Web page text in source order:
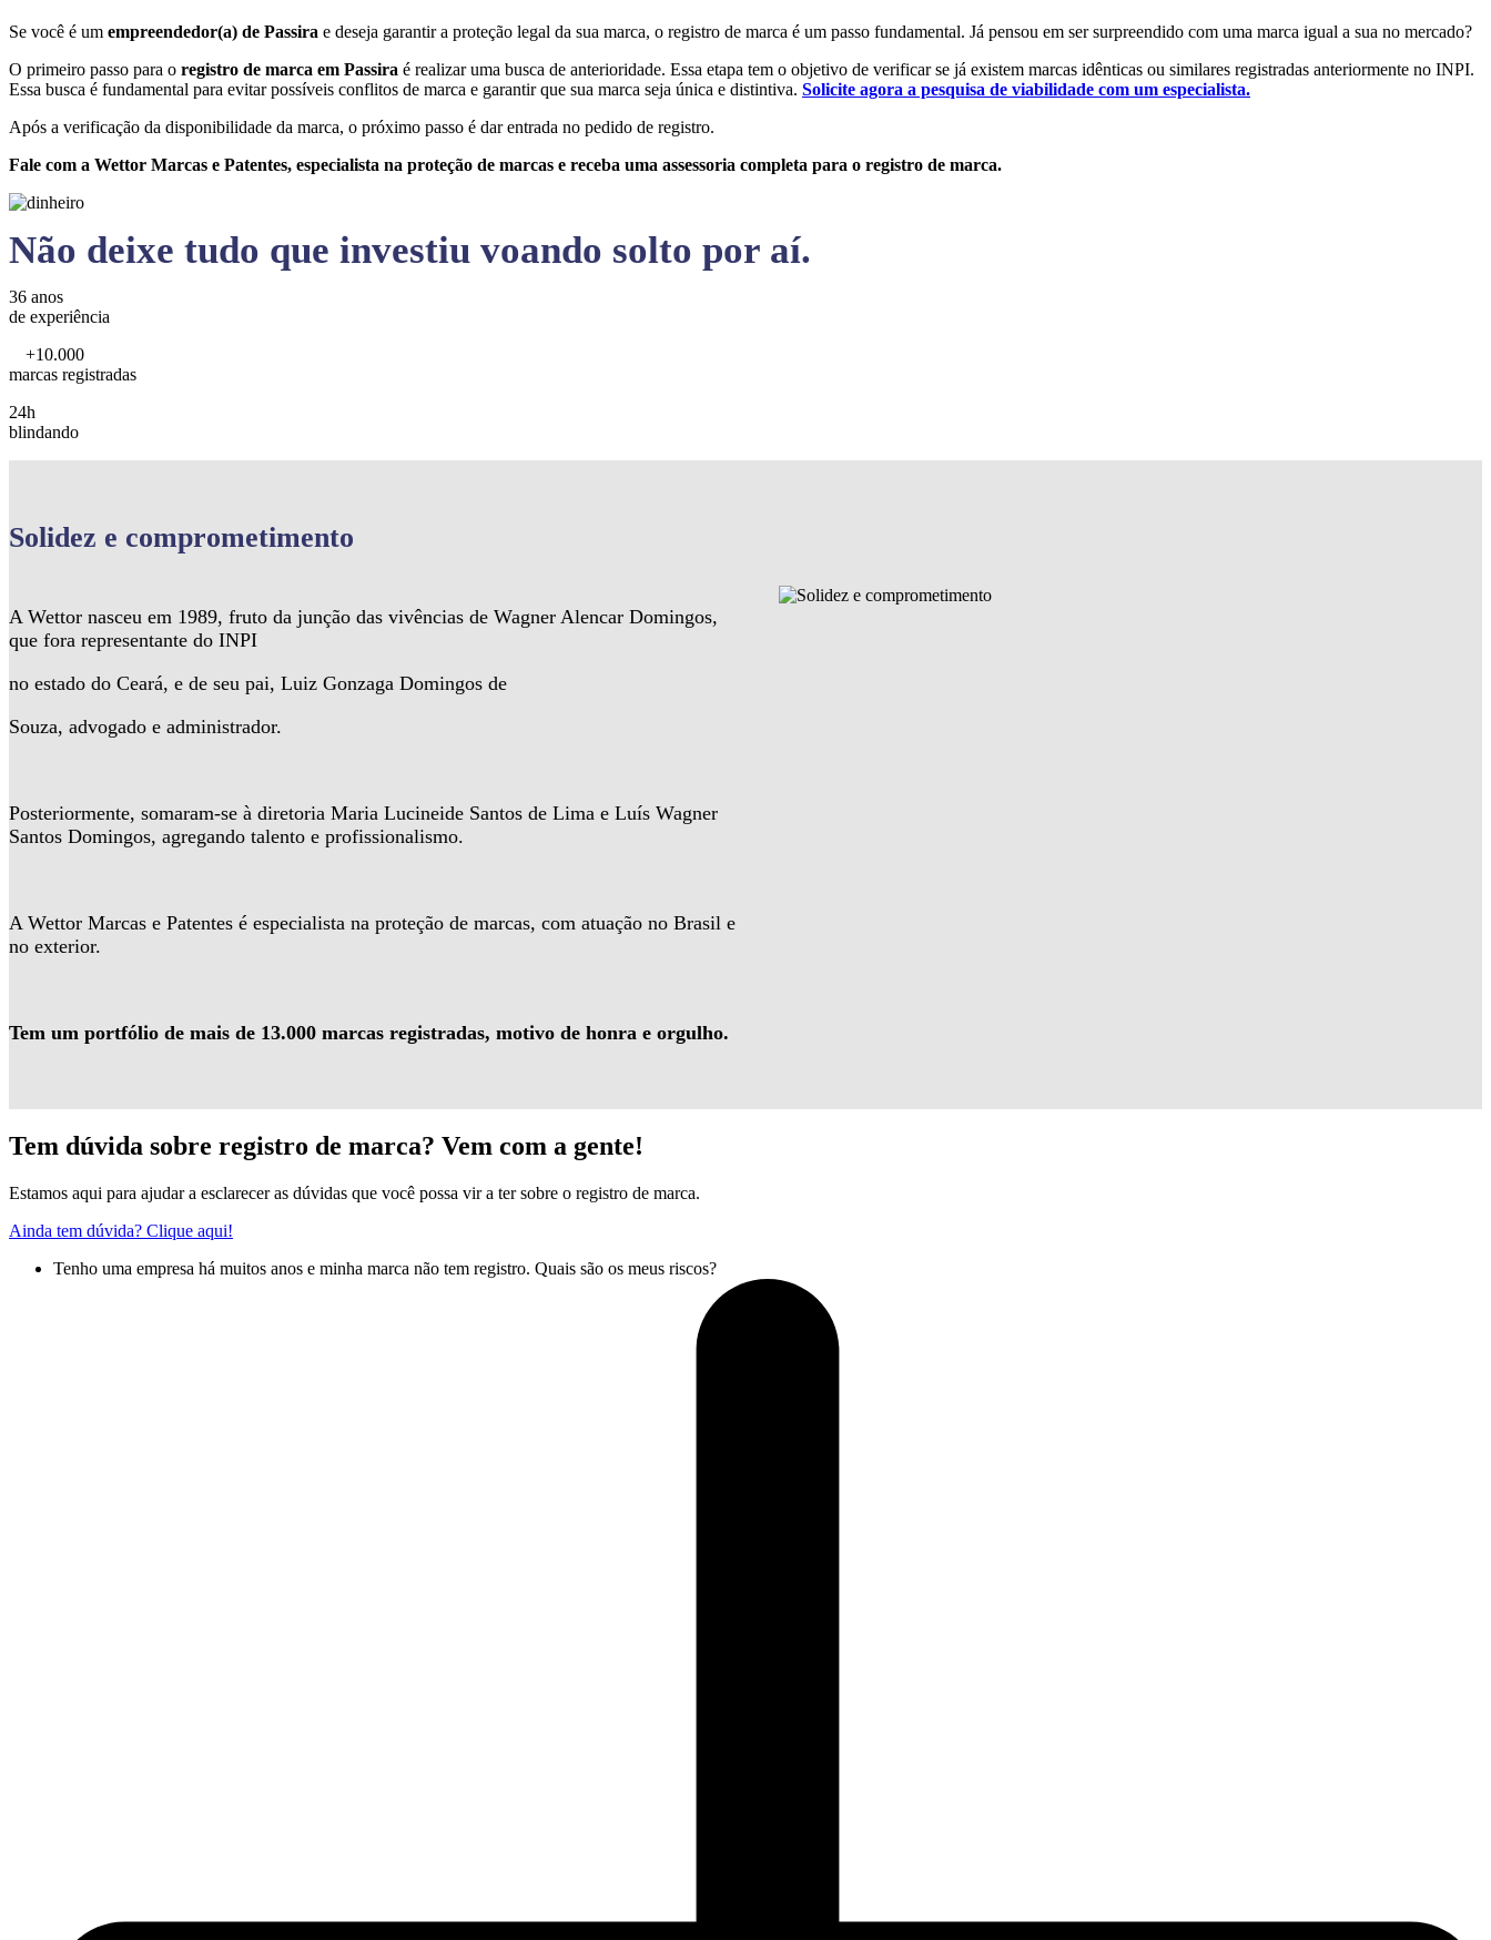
Se você é um empreendedor(a) de Passira e deseja garantir a proteção legal da sua marca, o registro de marca é um passo fundamental. Já pensou em ser surpreendido com uma marca igual a sua no mercado?
O primeiro passo para o registro de marca em Passira é realizar uma busca de anterioridade. Essa etapa tem o objetivo de verificar se já existem marcas idênticas ou similares registradas anteriormente no INPI.
Essa busca é fundamental para evitar possíveis conflitos de marca e garantir que sua marca seja única e distintiva. Solicite agora a pesquisa de viabilidade com um especialista.
Após a verificação da disponibilidade da marca, o próximo passo é dar entrada no pedido de registro.
Fale com a Wettor Marcas e Patentes, especialista na proteção de marcas e receba uma assessoria completa para o registro de marca.
Não deixe tudo que investiu voando solto por aí.
36 anos
de experiência
+10.000
marcas registradas
24h
blindando
Solidez e comprometimento
A Wettor nasceu em 1989, fruto da junção das vivências de Wagner Alencar Domingos,
que fora representante do INPI
no estado do Ceará, e de seu pai, Luiz Gonzaga Domingos de
Souza, advogado e administrador.
Posteriormente, somaram-se à diretoria Maria Lucineide Santos de Lima e Luís Wagner
Santos Domingos, agregando talento e profissionalismo.
A Wettor Marcas e Patentes é especialista na proteção de marcas, com atuação no Brasil e
no exterior.
Tem um portfólio de mais de 13.000 marcas registradas, motivo de honra e orgulho.
Tem dúvida sobre registro de marca? Vem com a gente!
Estamos aqui para ajudar a esclarecer as dúvidas que você possa vir a ter sobre o registro de marca.
Ainda tem dúvida? Clique aqui!
Tenho uma empresa há muitos anos e minha marca não tem registro. Quais são os meus riscos?